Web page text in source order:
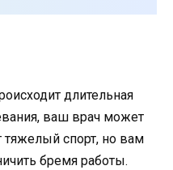
длительная
ваш врач может
тяжелый спорт, но вам
бремя работы.